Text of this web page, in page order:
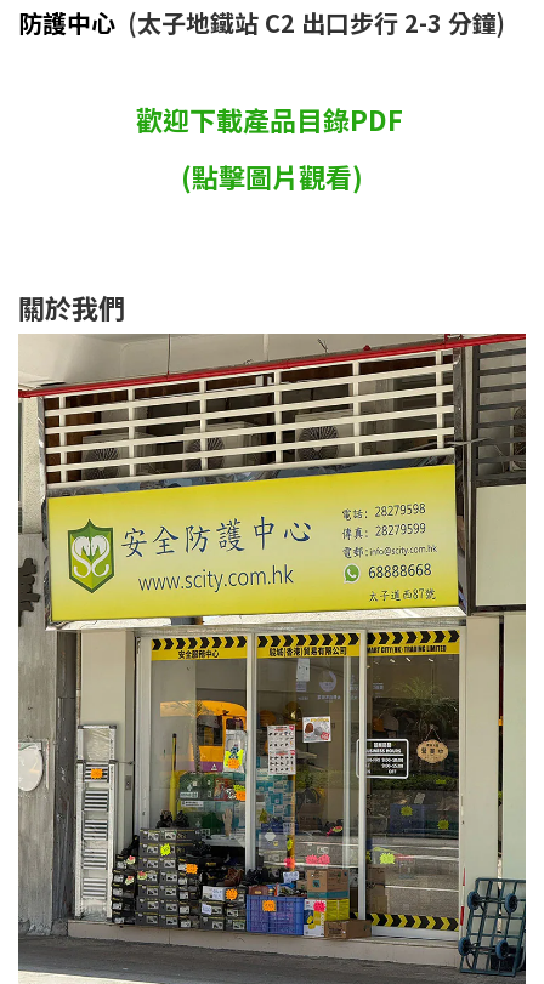
防護中心 (太子地鐵站 C2 出口步行 2-3 分鐘)
歡迎下載產品目錄PDF
(點擊圖片觀看)
關於我們